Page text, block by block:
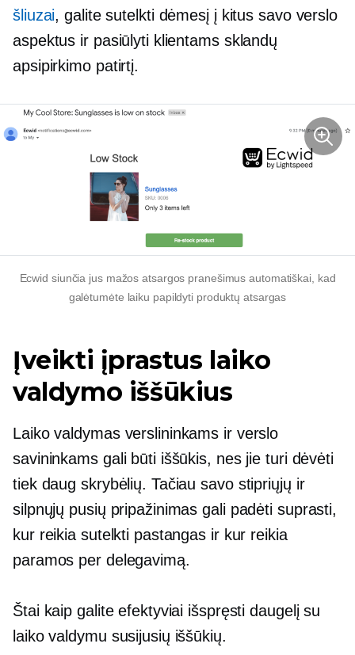
šliuzai, galite sutelkti dėmesį į kitus savo verslo
aspektus ir pasiūlyti klientams sklandų
apsipirkimo patirtį.
Ecwid siunčia jus mažos atsargos pranešimus automatiškai, kad
galėtumėte laiku papildyti produktų atsargas
Įveikti įprastus laiko
valdymo iššūkius
Laiko valdymas verslininkams ir verslo
savininkams gali būti iššūkis, nes jie turi dėvėti
tiek daug skrybėlių. Tačiau savo stipriųjų ir
silpnųjų pusių pripažinimas gali padėti suprasti,
kur reikia sutelkti pastangas ir kur reikia
paramos per delegavimą.
Štai kaip galite efektyviai išspręsti daugelį su
laiko valdymu susijusių iššūkių.